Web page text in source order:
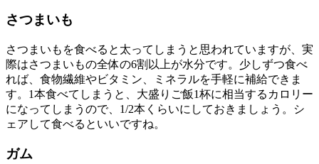
さつまいも
さつまいもを食べると太ってしまうと思われていますが、実
際はさつまいもの全体の6割以上が水分です。少しずつ食べ
れば、食物繊維やビタミン、ミネラルを手軽に補給できま
す。1本食べてしまうと、大盛りご飯1杯に相当するカロリー
になってしまうので、1/2本くらいにしておきましょう。シ
ェアして食べるといいですね。
ガム